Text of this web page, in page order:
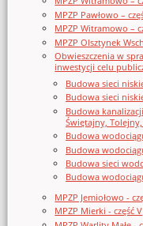
MPZP Pawłowo –
MPZP Witramowo –
MPZP Olsztynek
Obwieszczenia w
inwestycji celu
Budowa sieci
Budowa sieci
Budowa
Świętajny,
Budowa
Budowa
Budowa sieci
Budowa
MPZP Jemiołowo -
MPZP Mierki - część V